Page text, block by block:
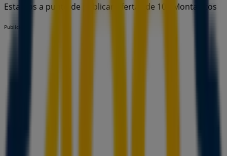
Estamos a punto de publicar ofertas de 100 Montaditos
Publicidad